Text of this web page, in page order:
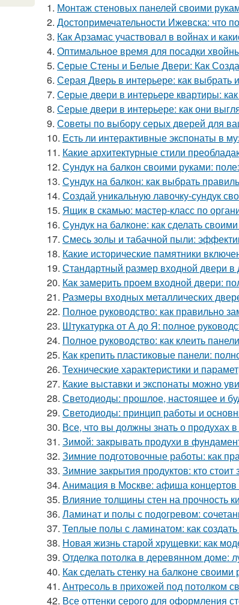
1. Монтаж стеновых панелей своими
2. Достопримечательности Ижевска: что
3. Как Арзамас участвовал в войнах и
4. Оптимальное время для посадки
5. Серые Стены и Белые Двери: Как
6. Серая Дверь в интерьере: как выбрать
7. Серые двери в интерьере квартиры:
8. Серые двери в интерьере: как они
9. Советы по выбору серых дверей для
10. Есть ли интерактивные экспонаты в
11. Какие архитектурные стили
12. Сундук на балкон своими руками:
13. Сундук на балкон: как выбрать
14. Создай уникальную лавочку-сундук
15. Ящик в скамью: мастер-класс по
16. Сундук на балконе: как сделать
17. Смесь золы и табачной пыли:
18. Какие исторические памятники
19. Стандартный размер входной двери в
20. Как замерить проем входной двери:
21. Размеры входных металлических
22. Полное руководство: как правильно
23. Штукатурка от А до Я: полное
24. Полное руководство: как клеить
25. Как крепить пластиковые панели:
26. Технические характеристики и
27. Какие выставки и экспонаты можно
28. Светодиоды: прошлое, настоящее и
29. Светодиоды: принцип работы и
30. Все, что вы должны знать о продухах
31. Зимой: закрывать продухи в
32. Зимние подготовочные работы: как
33. Зимние закрытия продуктов: кто стоит
34. Анимация в Москве: афиша концертов
35. Влияние толщины стен на прочность
36. Ламинат и полы с подогревом:
37. Теплые полы с ламинатом: как
38. Новая жизнь старой хрущевки: как
39. Отделка потолка в деревянном доме:
40. Как сделать стенку на балконе своими
41. Антресоль в прихожей под потолком
42. Все оттенки серого для оформления